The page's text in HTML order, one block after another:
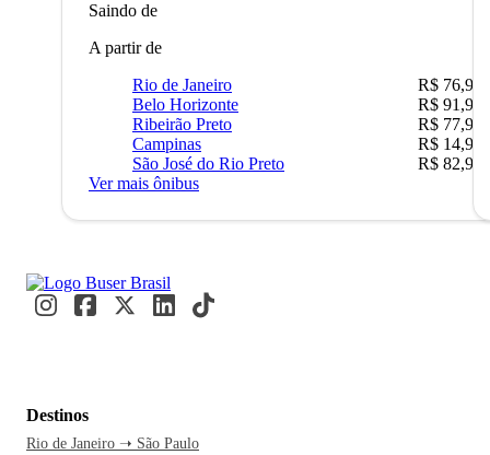
Saindo de
A partir de
Rio de Janeiro
R$ 76,90
Belo Horizonte
R$ 91,90
Ribeirão Preto
R$ 77,90
Campinas
R$ 14,90
São José do Rio Preto
R$ 82,90
Ver mais ônibus
Destinos
Rio de Janeiro ➝ São Paulo